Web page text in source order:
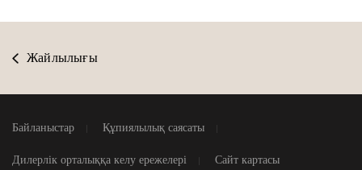
Жайлылығы
Байланыстар Құпиялылық саясаты
Дилерлік орталыққа келу ережелері Сайт картасы